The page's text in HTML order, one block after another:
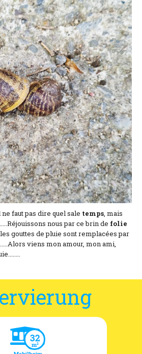
Preise
ne faut pas dire quel sale temps, mais
nous par ce brin de folie
gouttes de pluie sont remplacées par
viens mon amour, mon ami,